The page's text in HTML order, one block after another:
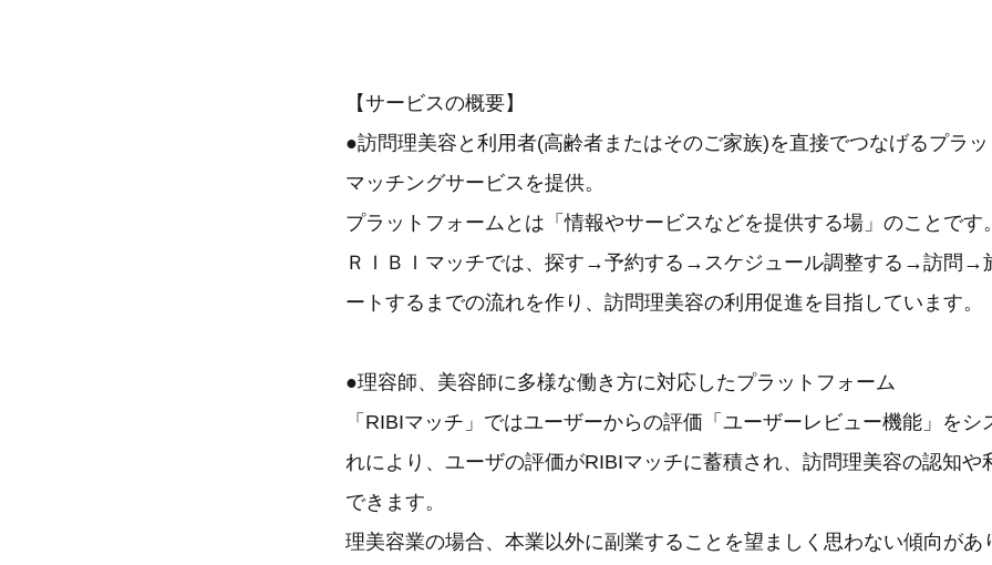
【サービスの概要】
●訪問理美容と利用者(高齢者またはそのご家族)を直接でつなげるプラ
マッチングサービスを提供。
プラットフォームとは「情報やサービスなどを提供する場」のことです。
ＲＩＢＩマッチでは、探す→予約する→スケジュール調整する→訪問
ートするまでの流れを作り、訪問理美容の利用促進を目指しています。
●理容師、美容師に多様な働き方に対応したプラットフォーム
「RIBIマッチ」ではユーザーからの評価「ユーザーレビュー機能」をシ
れにより、ユーザの評価がRIBIマッチに蓄積され、訪問理美容の認知や
できます。
理美容業の場合、本業以外に副業することを望ましく思わない傾向があ